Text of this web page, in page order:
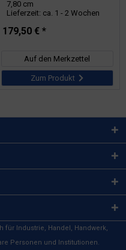
7,80 cm
Lieferzeit: ca. 1 - 2 Wochen
179,50 € *
Auf den Merkzettel
Zum Produkt
für Industrie, Handel, Handwerk,
Personen und Institutionen.